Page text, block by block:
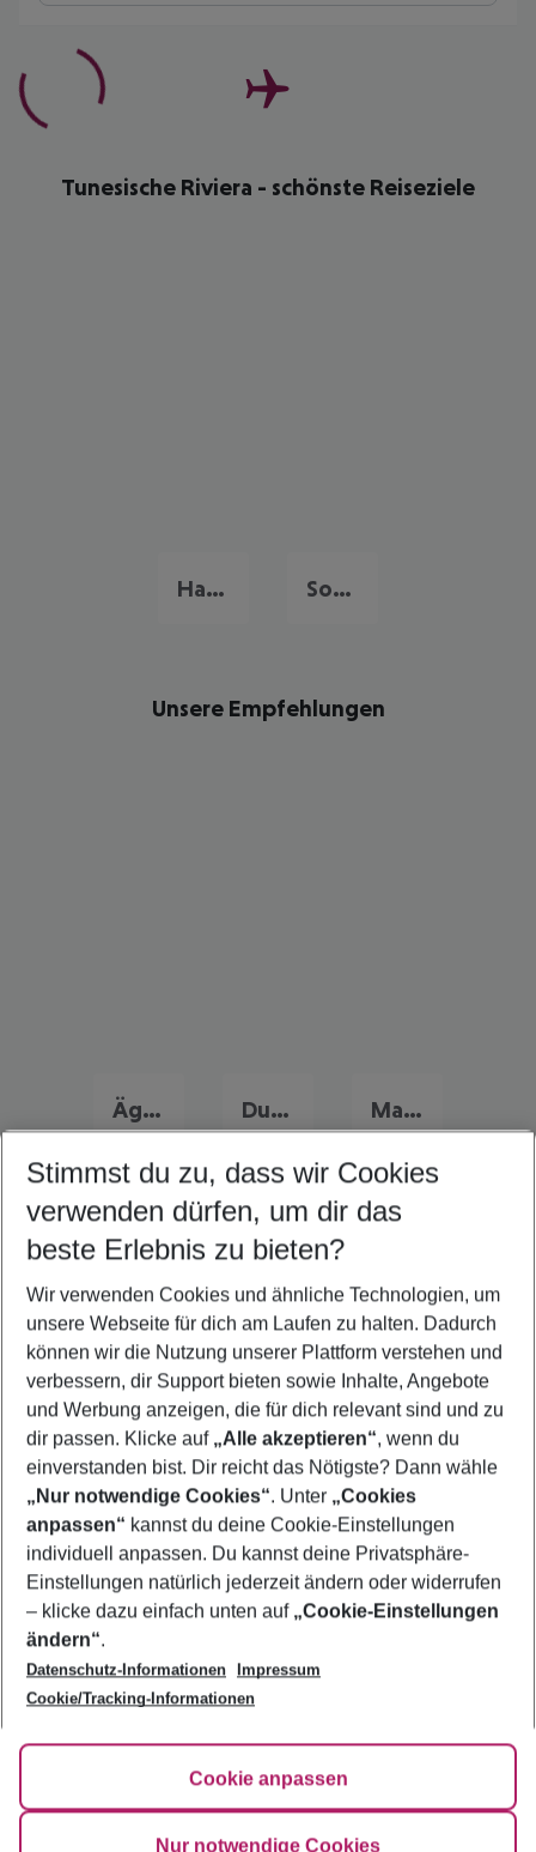
Tunesische Riviera - schönste Reiseziele
Hammamet Sousse
Unsere Empfehlungen
Ägypten Urlaub Dubai Urlaub Marokko Urlaub
Quicklinks
Frübucher Angebote Tunesische Riviera für 2026
Familienurlaub Tunesische Riviera
Flug & Hotel Tunesische Riviera
Urlaub Tunesische Riviera
Footer
Footer navigation
Über uns
AGB
Bestpreisgarantie
Cookie-Einstellungen ändern
Cookie-Richtlinie
Impressum
Agenturbetreuung
Barrierefreies Reisen
HanseMerkur Reiseversicherung
Hilfe & Kontakt
Folge uns
Stimmst du zu, dass wir Cookies
verwenden dürfen, um dir das
beste Erlebnis zu bieten?
Wir verwenden Cookies und ähnliche Technologien, um
unsere Webseite für dich am Laufen zu halten. Dadurch
können wir die Nutzung unserer Plattform verstehen und
verbessern, dir Support bieten sowie Inhalte, Angebote
und Werbung anzeigen, die für dich relevant sind und zu
dir passen. Klicke auf „Alle akzeptieren“, wenn du
einverstanden bist. Dir reicht das Nötigste? Dann wähle
„Nur notwendige Cookies“. Unter „Cookies
anpassen“ kannst du deine Cookie-Einstellungen
individuell anpassen. Du kannst deine Privatsphäre-
Einstellungen natürlich jederzeit ändern oder widerrufen
– klicke dazu einfach unten auf „Cookie-Einstellungen
ändern“.
Datenschutz-Informationen
Impressum
Cookie/Tracking-Informationen
Cookie anpassen
Nur notwendige Cookies